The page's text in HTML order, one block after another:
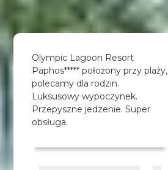
Olympic Lagoon Resort
Paphos***** położony przy plaży,
polecamy dla rodzin.
Luksusowy wypoczynek.
Przepyszne jedzenie. Super
obsługa.